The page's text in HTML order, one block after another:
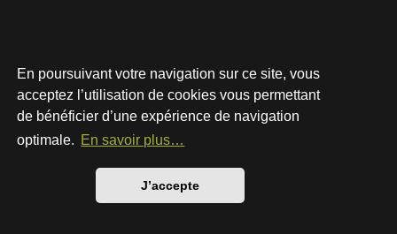
En poursuivant votre navigation sur ce site, vous
acceptez l’utilisation de cookies vous permettant
de bénéficier d’une expérience de navigation
optimale. En savoir plus…
J’accepte
Développé parphpBB® Forum Software © phpBB Limited
Style par
Traduction française officielle